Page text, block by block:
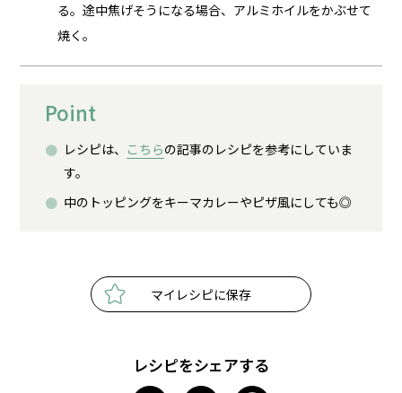
る。途中焦げそうになる場合、アルミホイルをかぶせて
焼く。
Point
レシピは、 こちらの記事のレシピを参考にしていま
す。
中のトッピングをキーマカレーやピザ風にしても◎
マイレシピに保存
レシピをシェアする